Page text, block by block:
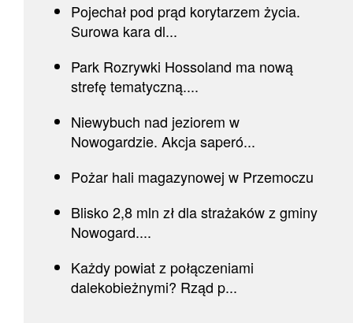
Pojechał pod prąd korytarzem życia.
Surowa kara dl...
Park Rozrywki Hossoland ma nową
strefę tematyczną....
Niewybuch nad jeziorem w
Nowogardzie. Akcja saperó...
Pożar hali magazynowej w Przemoczu
Blisko 2,8 mln zł dla strażaków z gminy
Nowogard....
Każdy powiat z połączeniami
dalekobieżnymi? Rząd p...